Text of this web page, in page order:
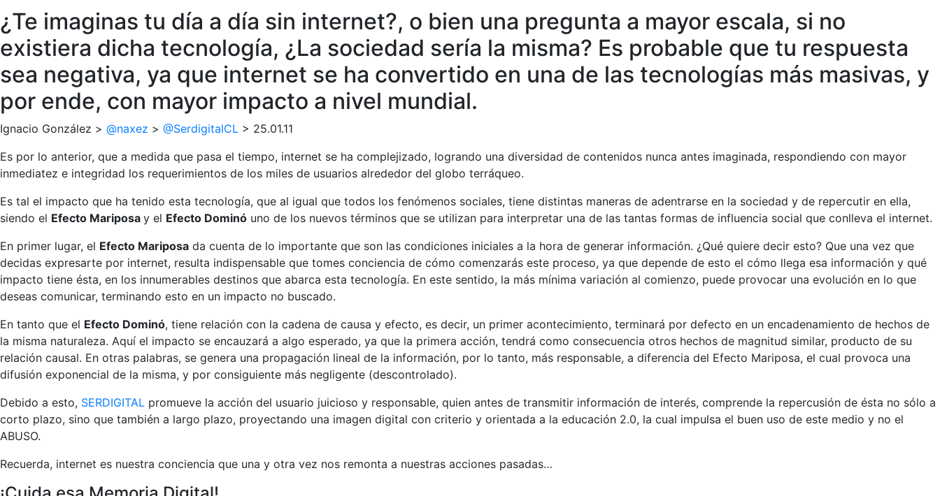
¿Te imaginas tu día a día sin internet?, o bien una pregunta a mayor escala, si no
existiera dicha tecnología, ¿La sociedad sería la misma? Es probable que tu respuesta
sea negativa, ya que internet se ha convertido en una de las tecnologías más masivas, y
por ende, con mayor impacto a nivel mundial.
Ignacio González > @naxez > @SerdigitalCL > 25.01.11
Es por lo anterior, que a medida que pasa el tiempo, internet se ha complejizado, logrando una diversidad de contenidos nunca antes imaginada, respondiendo con mayor
inmediatez e integridad los requerimientos de los miles de usuarios alrededor del globo terráqueo.
Es tal el impacto que ha tenido esta tecnología, que al igual que todos los fenómenos sociales, tiene distintas maneras de adentrarse en la sociedad y de repercutir en ella,
siendo el Efecto Mariposa y el Efecto Dominó uno de los nuevos términos que se utilizan para interpretar una de las tantas formas de influencia social que conlleva el internet.
En primer lugar, el Efecto Mariposa da cuenta de lo importante que son las condiciones iniciales a la hora de generar información. ¿Qué quiere decir esto? Que una vez que
decidas expresarte por internet, resulta indispensable que tomes conciencia de cómo comenzarás este proceso, ya que depende de esto el cómo llega esa información y qué
impacto tiene ésta, en los innumerables destinos que abarca esta tecnología. En este sentido, la más mínima variación al comienzo, puede provocar una evolución en lo que
deseas comunicar, terminando esto en un impacto no buscado.
En tanto que el Efecto Dominó, tiene relación con la cadena de causa y efecto, es decir, un primer acontecimiento, terminará por defecto en un encadenamiento de hechos de
la misma naturaleza. Aquí el impacto se encauzará a algo esperado, ya que la primera acción, tendrá como consecuencia otros hechos de magnitud similar, producto de su
relación causal. En otras palabras, se genera una propagación lineal de la información, por lo tanto, más responsable, a diferencia del Efecto Mariposa, el cual provoca una
difusión exponencial de la misma, y por consiguiente más negligente (descontrolado).
Debido a esto, SERDIGITAL promueve la acción del usuario juicioso y responsable, quien antes de transmitir información de interés, comprende la repercusión de ésta no sólo a
corto plazo, sino que también a largo plazo, proyectando una imagen digital con criterio y orientada a la educación 2.0, la cual impulsa el buen uso de este medio y no el
ABUSO.
Recuerda, internet es nuestra conciencia que una y otra vez nos remonta a nuestras acciones pasadas…